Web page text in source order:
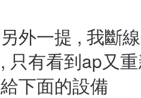
另外一提 , 我斷
, 只有看到ap又
給下面的設備